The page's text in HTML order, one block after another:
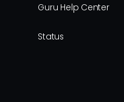
Guru Help Center
Status